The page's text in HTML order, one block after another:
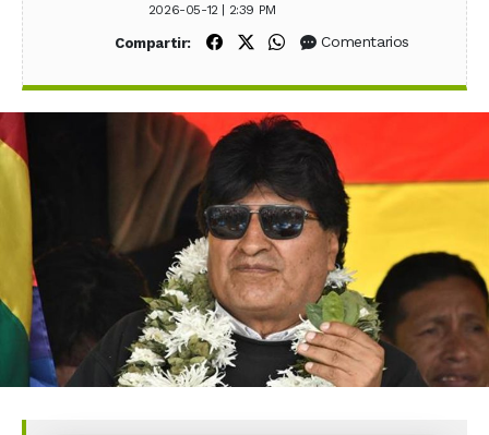
2026-05-12 | 2:39 PM
Compartir: Compartir en Facebook
Compartir en X (Twitter)
Compartir en WhatsApp
Comentarios